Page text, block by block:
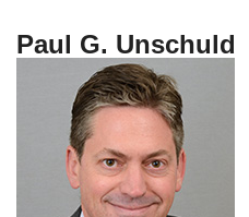
Paul G. Unschuld